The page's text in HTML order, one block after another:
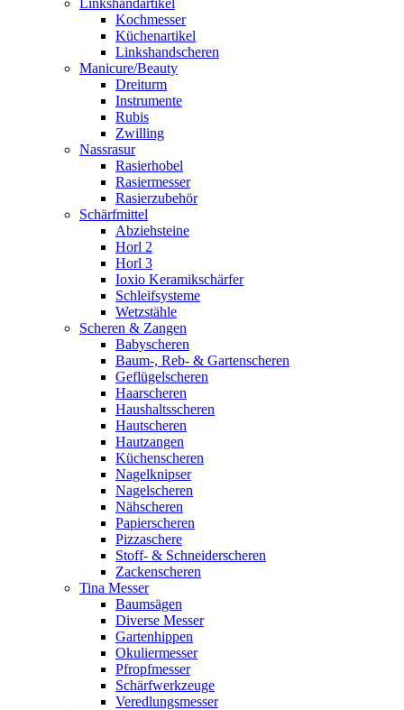
Linkshandartikel
Kochmesser
Küchenartikel
Linkshandscheren
Manicure/Beauty
Dreiturm
Instrumente
Rubis
Zwilling
Nassrasur
Rasierhobel
Rasiermesser
Rasierzubehör
Schärfmittel
Abziehsteine
Horl 2
Horl 3
Ioxio Keramikschärfer
Schleifsysteme
Wetzstähle
Scheren & Zangen
Babyscheren
Baum-, Reb- & Gartenscheren
Geflügelscheren
Haarscheren
Haushaltsscheren
Hautscheren
Hautzangen
Küchenscheren
Nagelknipser
Nagelscheren
Nähscheren
Papierscheren
Pizzaschere
Stoff- & Schneiderscheren
Zackenscheren
Tina Messer
Baumsägen
Diverse Messer
Gartenhippen
Okuliermesser
Pfropfmesser
Schärfwerkzeuge
Veredlungsmesser